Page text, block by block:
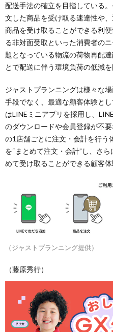
配送手法の確立を目指している
文した商品を受け取る速達性や
商品を受け取ることができる利
る非対面受取といった消費者の
題となっている物流の荷物再配
とで配送に伴う環境負荷の低減
ジャストプランニングは様々な
手段でなく、最適な顧客体験と
はLINEミニアプリを採用し、
のダウンロードや会員登録が不
の1店舗ごとに注文・会計を行う
を“まとめて注文・会計”し、さ
めて受け取ることができる顧客体
（ジャストプランニング提供）
（藤原秀行）